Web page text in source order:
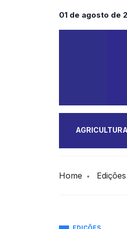
01 de agosto de
AGRICULTURA
Home Edições